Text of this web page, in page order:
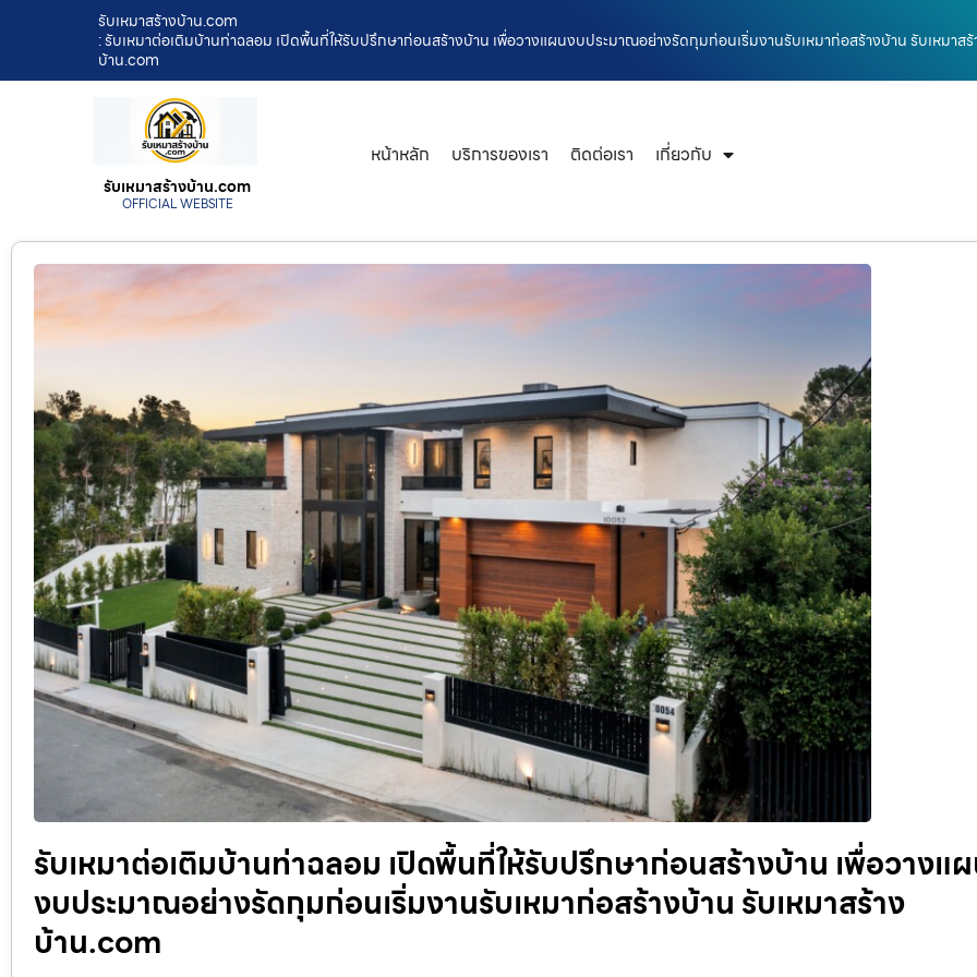
รับเหมาสร้างบ้าน.com
: รับเหมาต่อเติมบ้านท่าฉลอม เปิดพื้นที่ให้รับปรึกษาก่อนสร้างบ้าน เพื่อวางแผนงบประมาณอย่างรัดกุมก่อนเริ่มงานรับเหมาก่อสร้างบ้าน รับเหมาสร้
บ้าน.com
รับเหมาสร้างบ้าน.com
OFFICIAL WEBSITE
หน้าหลัก บริการของเรา ติดต่อเรา เกี่ยวกับ
รับเหมาต่อเติมบ้านท่าฉลอม เปิดพื้นที่ให้รับปรึกษาก่อนสร้างบ้าน เพื่อวางแ
งบประมาณอย่างรัดกุมก่อนเริ่มงานรับเหมาก่อสร้างบ้าน รับเหมาสร้าง
บ้าน.com